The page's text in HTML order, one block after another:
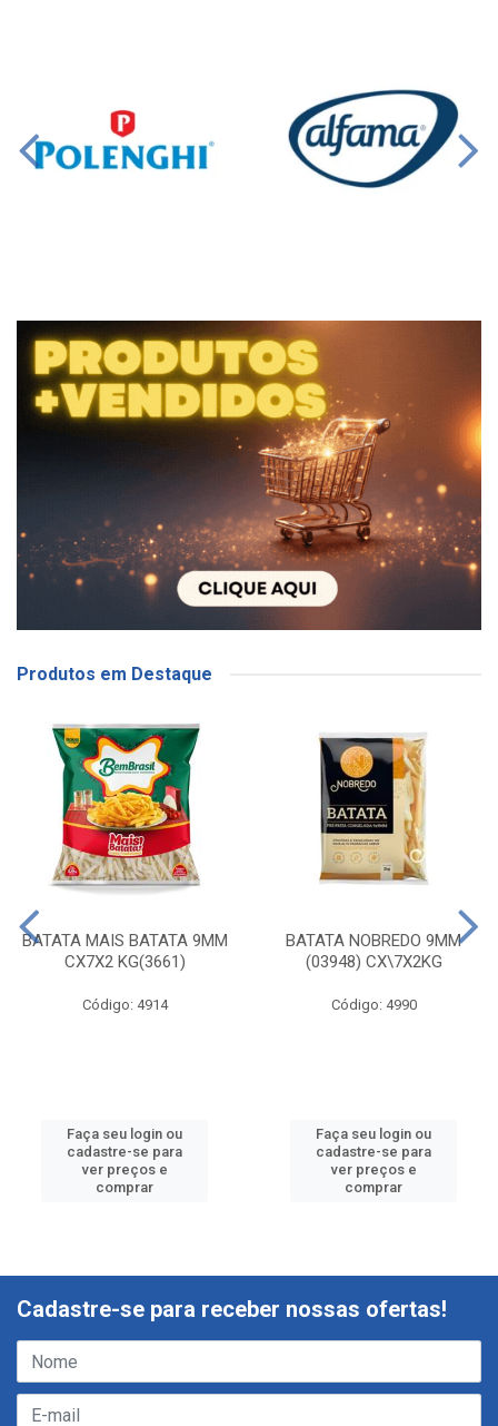
Produtos em Destaque
BATATA MAIS BATATA 9MM
CX7X2 KG(3661)
Código: 4914
Faça seu login ou
cadastre-se para
ver preços e
comprar
BATATA NOBREDO 9MM
(03948) CX\7X2KG
Código: 4990
Faça seu login ou
cadastre-se para
ver preços e
comprar
Cadastre-se para receber nossas ofertas!